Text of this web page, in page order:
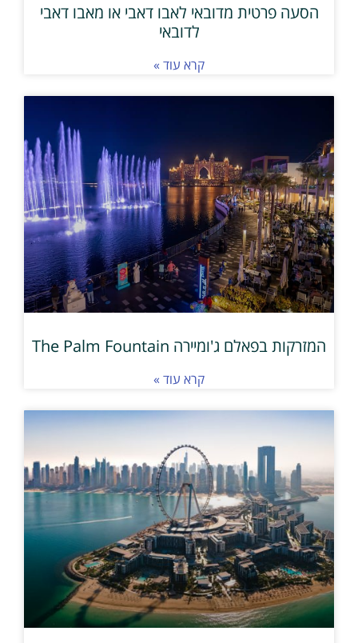
הסעה פרטית מדובאי לאבו דאבי או מאבו דאבי
לדובאי
קרא עוד »
המזרקות בפאלם ג'ומיירה The Palm Fountain
קרא עוד »